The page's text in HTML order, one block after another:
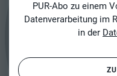
PUR-Abo zu einem
Datenverarbeitung im
in der